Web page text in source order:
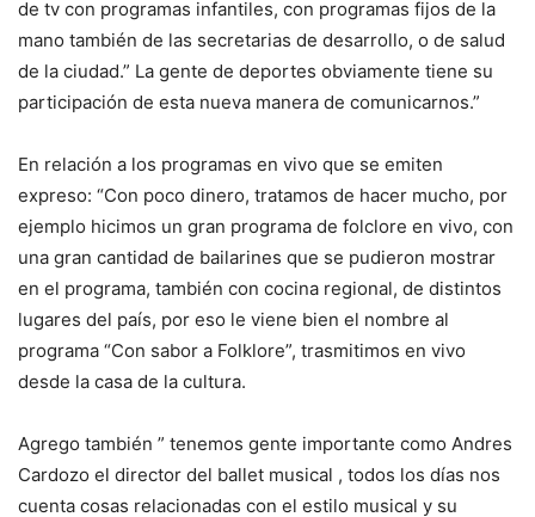
de tv con programas infantiles, con programas fijos de la
mano también de las secretarias de desarrollo, o de salud
de la ciudad.” La gente de deportes obviamente tiene su
participación de esta nueva manera de comunicarnos.”
En relación a los programas en vivo que se emiten
expreso: “Con poco dinero, tratamos de hacer mucho, por
ejemplo hicimos un gran programa de folclore en vivo, con
una gran cantidad de bailarines que se pudieron mostrar
en el programa, también con cocina regional, de distintos
lugares del país, por eso le viene bien el nombre al
programa “Con sabor a Folklore”, trasmitimos en vivo
desde la casa de la cultura.
Agrego también ” tenemos gente importante como Andres
Cardozo el director del ballet musical , todos los días nos
cuenta cosas relacionadas con el estilo musical y su